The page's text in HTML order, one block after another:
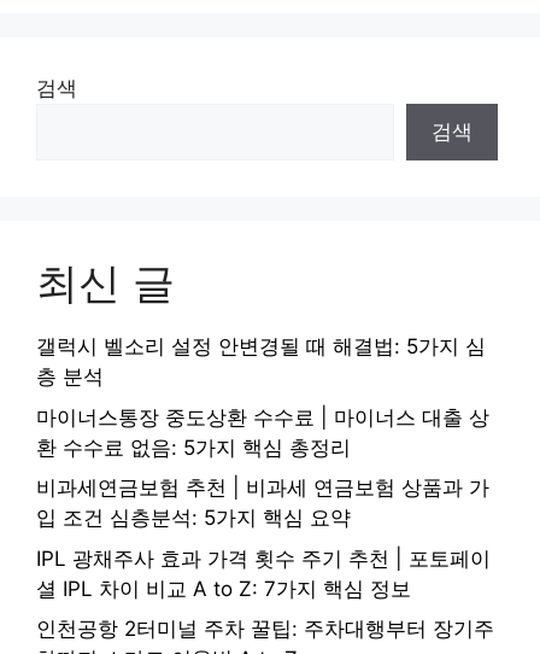
검색
검색
최신 글
갤럭시 벨소리 설정 안변경될 때 해결법: 5가지 심
층 분석
마이너스통장 중도상환 수수료 | 마이너스 대출 상
환 수수료 없음: 5가지 핵심 총정리
비과세연금보험 추천 | 비과세 연금보험 상품과 가
입 조건 심층분석: 5가지 핵심 요약
IPL 광채주사 효과 가격 횟수 주기 추천 | 포토페이
셜 IPL 차이 비교 A to Z: 7가지 핵심 정보
인천공항 2터미널 주차 꿀팁: 주차대행부터 장기주